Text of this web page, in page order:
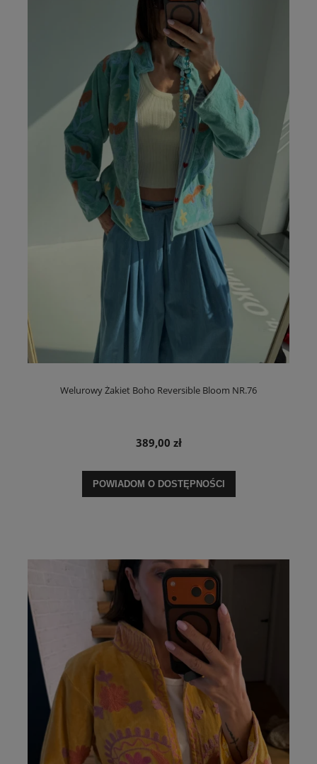
Welurowy Żakiet Boho Reversible Bloom NR.76
389,00 zł
POWIADOM O DOSTĘPNOŚCI